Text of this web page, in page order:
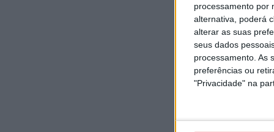
processamento por
alternativa, poderá
alterar as suas
seus dados
processamento. As
preferências ou
"Privacidade" na